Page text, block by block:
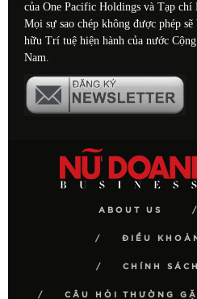
của One Pacific Holdings và Tạp chí
Mọi sự sao chép không được phép
hữu Trí tuệ hiện hành của nước
Nam.
ABOUT US
ĐIỀU
CHÍNH
CÂU HỎI THƯỜNG